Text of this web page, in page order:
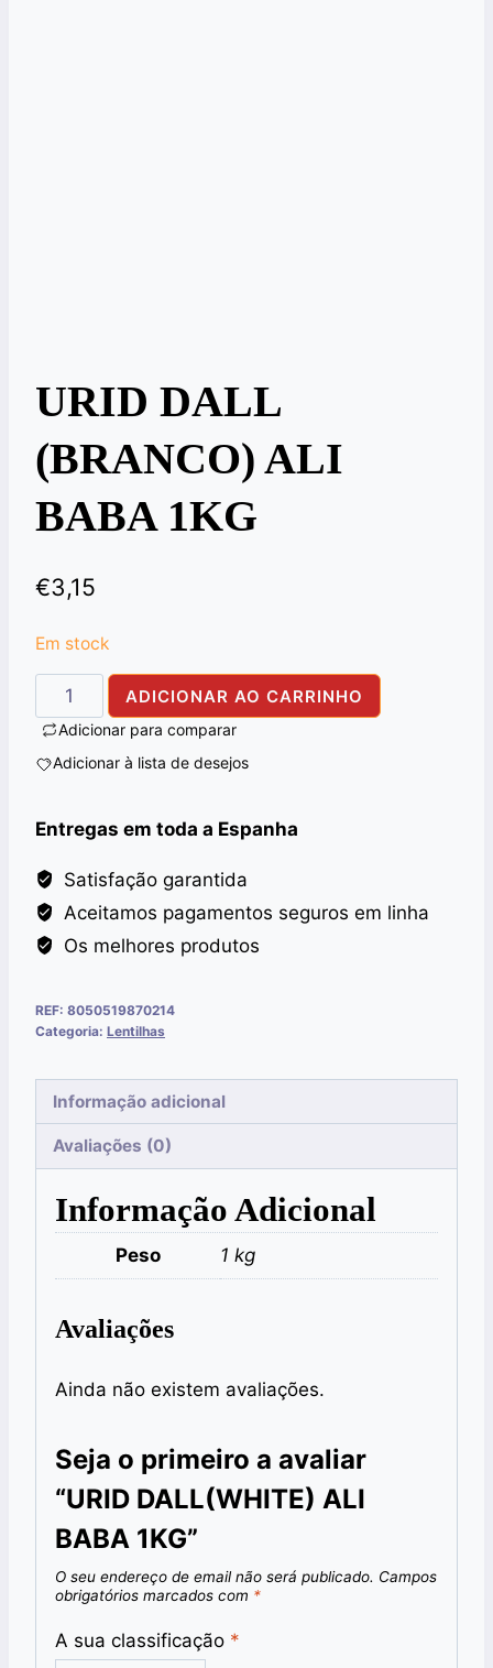
URID DALL
(BRANCO) ALI
BABA 1KG
€3,15
Em stock
Quantidade
de
DALL(WHITE)
BABA
1KG
ADICIONAR AO CARRINHO
Adicionar para comparar
Adicionar à lista de desejos
Entregas em toda a Espanha
Satisfação garantida
Aceitamos pagamentos seguros em linha
Os melhores produtos
REF: 8050519870214
Categoria: Lentilhas
Informação adicional
Avaliações (0)
Informação Adicional
Peso 1 kg
Avaliações
Ainda não existem avaliações.
Seja o primeiro a avaliar
“URID DALL(WHITE) ALI
BABA 1KG”
O seu endereço de email não será publicado. Campos
obrigatórios marcados com *
A sua classificação *